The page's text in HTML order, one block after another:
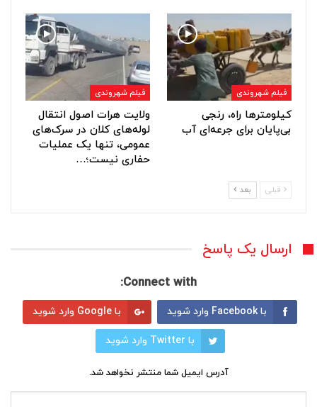
فیلم شهروندی
کیلومترها راه، رنجی
بی‌پایان برای جرعه‌ای آب
فیلم شهروندی
ولایت هرات اصول انتقال
لوله‌های کلان در سرک‌های
عمومی، تنها یک عملیات
حفاری نیست؛…
قبلی بعد
ارسال یک پاسخ
Connect with:
با Facebook وارد شوید با Google وارد شوید
با Twitter وارد شوید
آدرس ایمیل شما منتشر نخواهد شد.